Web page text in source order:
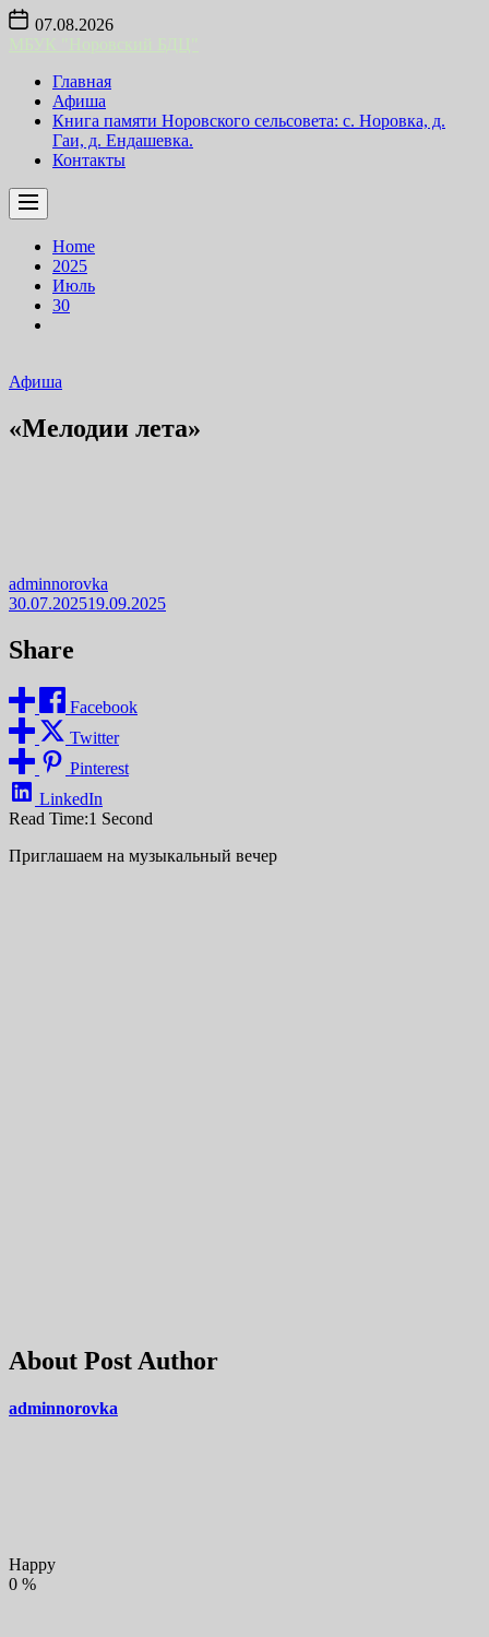
Skip
content
07.08.2026
Главная
Афиша
Книга памяти Норовского сельсовета: с. Норовка, д.
Гаи, д. Ендашевка.
Контакты
Home
2025
Июль
30
Афиша
«Мелодии лета»
adminnorovka
30.07.202519.09.2025
Share
Facebook
Twitter
Pinterest
LinkedIn
Read Time:1 Second
Приглашаем на музыкальный вечер
About Post Author
adminnorovka
Happy
0 %